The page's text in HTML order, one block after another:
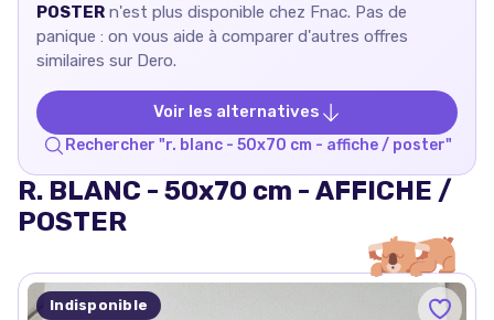
POSTER n'est plus disponible chez Fnac. Pas de
panique : on vous aide à comparer d'autres offres
similaires sur Dero.
Voir les alternatives
Rechercher "r. blanc - 50x70 cm - affiche / poster"
R. BLANC - 50x70 cm - AFFICHE /
POSTER
Indisponible